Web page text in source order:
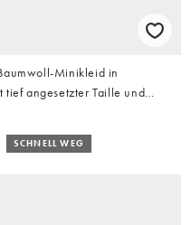
Minikleid in
tief angesetzter Taille und
SCHNELL WEG